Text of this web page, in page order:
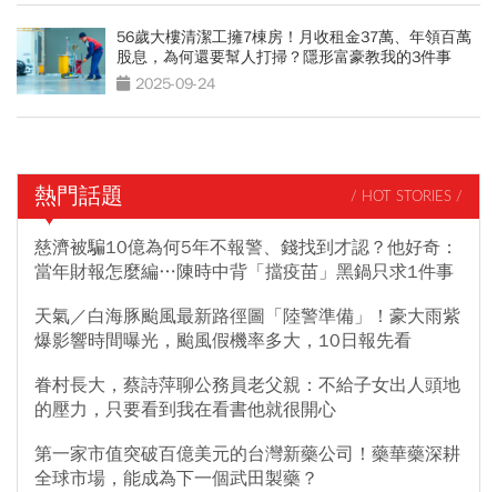
56歲大樓清潔工擁7棟房！月收租金37萬、年領百萬
股息，為何還要幫人打掃？隱形富豪教我的3件事
2025-09-24
熱門話題 / HOT STORIES /
慈濟被騙10億為何5年不報警、錢找到才認？他好奇：
當年財報怎麼編…陳時中背「擋疫苗」黑鍋只求1件事
天氣／白海豚颱風最新路徑圖「陸警準備」！豪大雨紫
爆影響時間曝光，颱風假機率多大，10日報先看
眷村長大，蔡詩萍聊公務員老父親：不給子女出人頭地
的壓力，只要看到我在看書他就很開心
第一家市值突破百億美元的台灣新藥公司！藥華藥深耕
全球市場，能成為下一個武田製藥？